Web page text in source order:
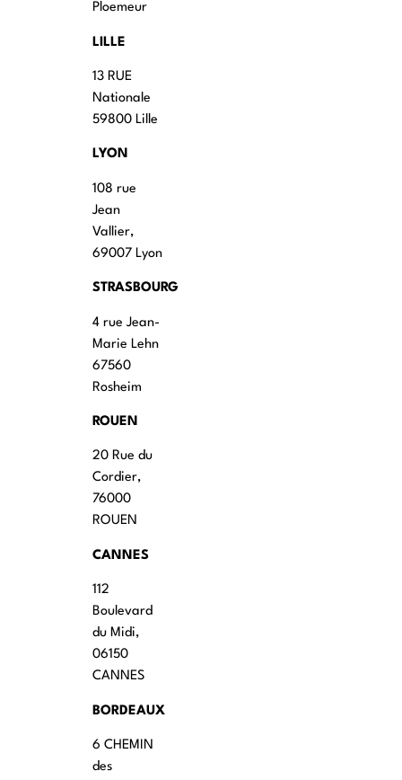
Ploemeur
LILLE
13 RUE
Nationale
59800 Lille
LYON
108 rue
Jean
Vallier,
69007 Lyon
STRASBOURG
4 rue Jean-
Marie Lehn
67560
Rosheim
ROUEN
20 Rue du
Cordier,
76000
ROUEN
CANNES
112
Boulevard
du Midi,
06150
CANNES
BORDEAUX
6 CHEMIN
des